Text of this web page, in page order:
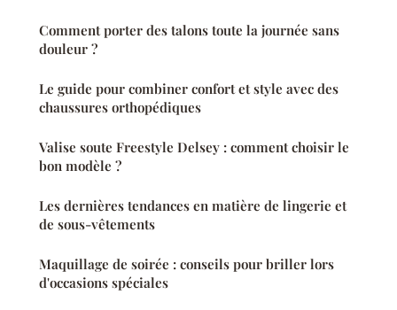
Comment porter des talons toute la journée sans
douleur ?
Le guide pour combiner confort et style avec des
chaussures orthopédiques
Valise soute Freestyle Delsey : comment choisir le
bon modèle ?
Les dernières tendances en matière de lingerie et
de sous-vêtements
Maquillage de soirée : conseils pour briller lors
d'occasions spéciales